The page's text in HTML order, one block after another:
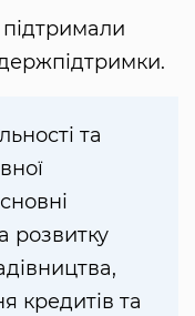
та
розвитку
кредитів та